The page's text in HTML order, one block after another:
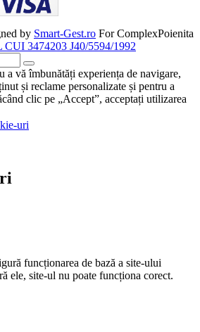
by Smart-Gest.ro For ComplexPoienita
CUI 3474203 J40/5594/1992
a vă îmbunătăți experiența de navigare,
și reclame personalizate și pentru a
clic pe „Accept”, acceptați utilizarea
uri
funcționarea de bază a site-ului
ele, site-ul nu poate funcționa corect.